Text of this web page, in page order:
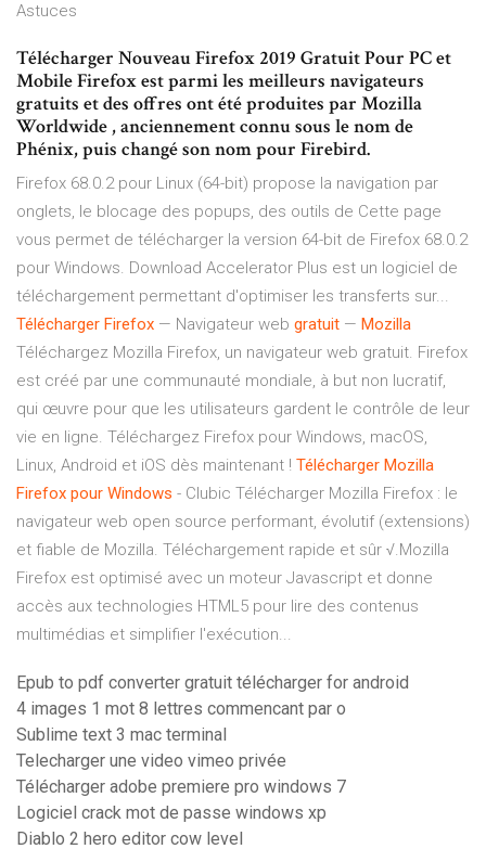
Astuces
Télécharger Nouveau Firefox 2019 Gratuit Pour PC et
Mobile Firefox est parmi les meilleurs navigateurs
gratuits et des offres ont été produites par Mozilla
Worldwide , anciennement connu sous le nom de
Phénix, puis changé son nom pour Firebird.
Firefox 68.0.2 pour Linux (64-bit) propose la navigation par
onglets, le blocage des popups, des outils de Cette page
vous permet de télécharger la version 64-bit de Firefox 68.0.2
pour Windows. Download Accelerator Plus est un logiciel de
téléchargement permettant d'optimiser les transferts sur...
Télécharger Firefox — Navigateur web gratuit — Mozilla
Téléchargez Mozilla Firefox, un navigateur web gratuit. Firefox
est créé par une communauté mondiale, à but non lucratif,
qui œuvre pour que les utilisateurs gardent le contrôle de leur
vie en ligne. Téléchargez Firefox pour Windows, macOS,
Linux, Android et iOS dès maintenant ! Télécharger Mozilla
Firefox pour Windows - Clubic Télécharger Mozilla Firefox : le
navigateur web open source performant, évolutif (extensions)
et fiable de Mozilla. Téléchargement rapide et sûr √.Mozilla
Firefox est optimisé avec un moteur Javascript et donne
accès aux technologies HTML5 pour lire des contenus
multimédias et simplifier l'exécution...
Epub to pdf converter gratuit télécharger for android
4 images 1 mot 8 lettres commencant par o
Sublime text 3 mac terminal
Telecharger une video vimeo privée
Télécharger adobe premiere pro windows 7
Logiciel crack mot de passe windows xp
Diablo 2 hero editor cow level